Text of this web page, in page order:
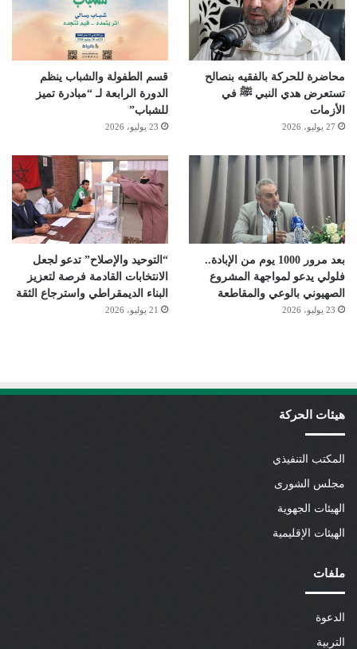
محاضرة للحركة بالفقيه بنصالح
تستعرض هدي النبي ﷺ في
الأزمات
27 يوليو، 2026
قسم الطفولة والشباب ينظم
الدورة الرابعة لـ “مبادرة تميز
للشباب”
23 يوليو، 2026
بعد مرور 1000 يوم من الإبادة..
فلولي يدعو لمواجهة المشروع
الصهيوني بالوعي والمقاطعة
23 يوليو، 2026
“التوحيد والإصلاح” تدعو لجعل
الانتخابات القادمة فرصة لتعزيز
البناء الديمقراطي واسترجاع الثقة
21 يوليو، 2026
هيئات الحركة
المكتب التنفيذي
مجلس الشورى
الهيئات الجهوية
الهيئات الإقليمية
ملفات
الدعوة
التربية